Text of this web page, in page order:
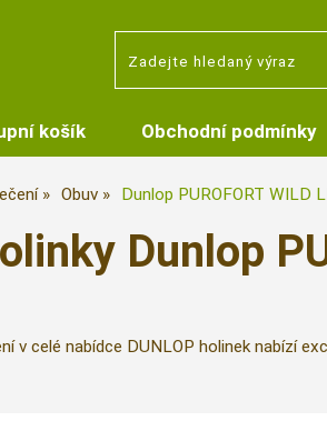
košík Obchodní podmínky
Obuv Dunlop PUROFORT WILD
Dunlop
v celé nabídce DUNLOP holinek nabízí